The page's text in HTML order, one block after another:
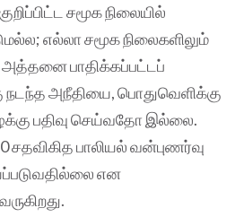
சமூக நிலையில்
எல்லா சமூக நிலைகளிலும்
பாதிக்கப்பட்டப்
அநீதியை, பொதுவெளிக்கு
பதிவு செய்வதோ இல்லை.
சதவிகித பாலியல் வன்புணர்வு
என